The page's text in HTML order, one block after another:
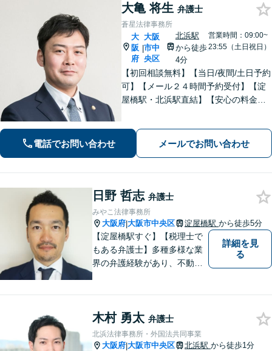
大亀 将生 弁護士
蒼星法律事務所
大
阪
府
|
大阪
市中
央区
北浜駅
から徒歩
4分
営業時間：09:00~
23:55（土日祝日）
【初回相談無料】【当日/夜間/土日予約
可】【メール２４時間予約受付】【淀
屋橋駅・北浜駅直結】【安心の料金体
電話でお問い合わせ メールでお問い合わせ
日野 哲志 弁護士
みやこ法律事務所
大阪府|大阪市中央区 淀屋橋駅 から徒歩5分
【淀屋橋駅すぐ】【税理士で
もある弁護士】多種多様な業
界の弁護経験があり、不動産
寧・信頼と実績を積み重ねた
弁護を行なっています。【英
語対応可】
詳細を見
る
木村 勇太 弁護士
北浜法律事務所・外国法共同事業
大阪府|大阪市中央区 北浜駅 から徒歩1分